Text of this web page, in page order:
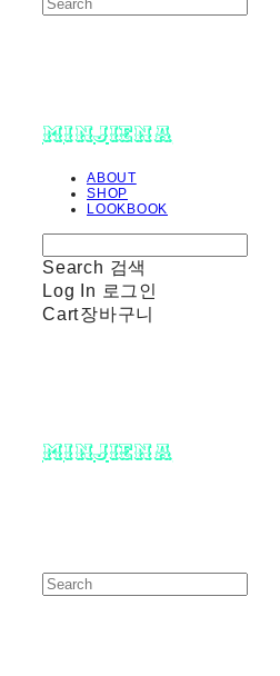
minjiena
ABOUT
SHOP
LOOKBOOK
Search 검색
Log In 로그인
Cart장바구니
minjiena